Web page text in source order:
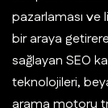
pazarlaması ve
bir araya
sağlayan SEO
teknolojileri,